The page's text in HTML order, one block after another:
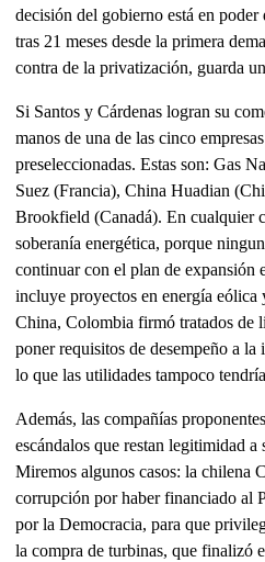
decisión del gobierno está en
tras 21 meses desde la primera
contra de la privatización, guarda
Si Santos y Cárdenas logran su
manos de una de las cinco
preseleccionadas. Estas son: Gas
Suez (Francia), China Huadian
Brookfield (Canadá). En cualquier
soberanía energética, porque
continuar con el plan de expansión
incluye proyectos en energía
China, Colombia firmó tratados de
poner requisitos de desempeño a
lo que las utilidades tampoco
Además, las compañías
escándalos que restan legitimidad
Miremos algunos casos: la chilena
corrupción por haber financiado al
por la Democracia, para que
la compra de turbinas, que finalizó